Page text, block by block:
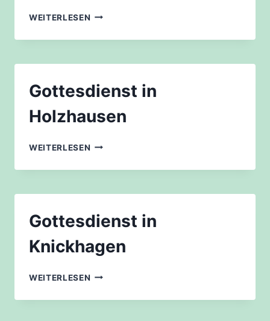
WEITERLESEN JUGODIT
Gottesdienst in
Holzhausen
WEITERLESEN GOTTESDIENST
HOLZHAUSEN
Gottesdienst in
Knickhagen
WEITERLESEN GOTTESDIENST
KNICKHAGEN